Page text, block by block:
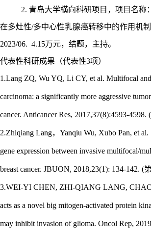
2. 青岛大学横向科研项目，项目名称
在多灶性/多中心性乳腺癌转移中的作用机
2023/06. 4.15万元，结题，主持。
代表性科研成果（代表性3项）
1.Lang ZQ, Wu YQ, Li CY, et al. Multifocal
carcinoma: a significantly more aggressive
cancer. Anticancer Res, 2017,37(8):4593-
2.Zhiqiang Lang，Yanqiu Wu, Xubo Pan, et
gene expression between invasive multifocal/
breast cancer. JBUON, 2018,23(1): 134-142. (
3.WEI-YI CHEN, ZHI-QIANG LANG, CHAO
acts as a novel big mitogen‑activated protein
may inhibit invasion of glioma. Oncol Rep,